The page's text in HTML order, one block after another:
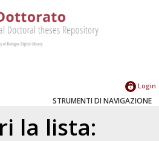
Login
STRUMENTI DI NAVIGAZIONE
la lista: